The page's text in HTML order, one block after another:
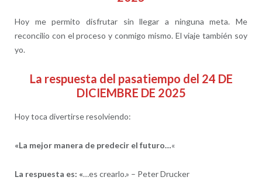
Hoy me permito disfrutar sin llegar a ninguna meta. Me
reconcilio con el proceso y conmigo mismo. El viaje también soy
yo.
La respuesta del pasatiempo del 24 DE
DICIEMBRE DE 2025
Hoy toca divertirse resolviendo:
«La mejor manera de predecir el futuro…«
La respuesta es: «…es crearlo.» – Peter Drucker